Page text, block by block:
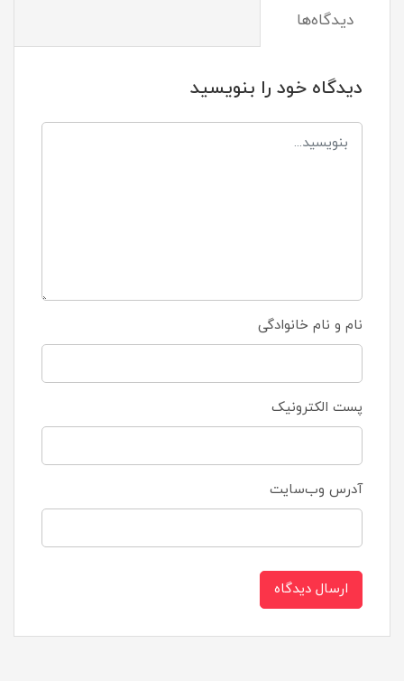
دیدگاه‌ها
دیدگاه خود را بنویسید
نام و نام خانوادگی
پست الکترونیک
آدرس وب‌سایت
ارسال دیدگاه